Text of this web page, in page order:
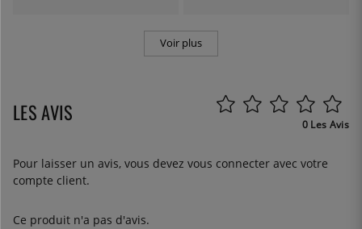
Voir plus
LES AVIS 0 Les Avis
Pour laisser un avis, vous devez vous connecter avec votre
compte client.
Ce produit n'a pas d'avis.